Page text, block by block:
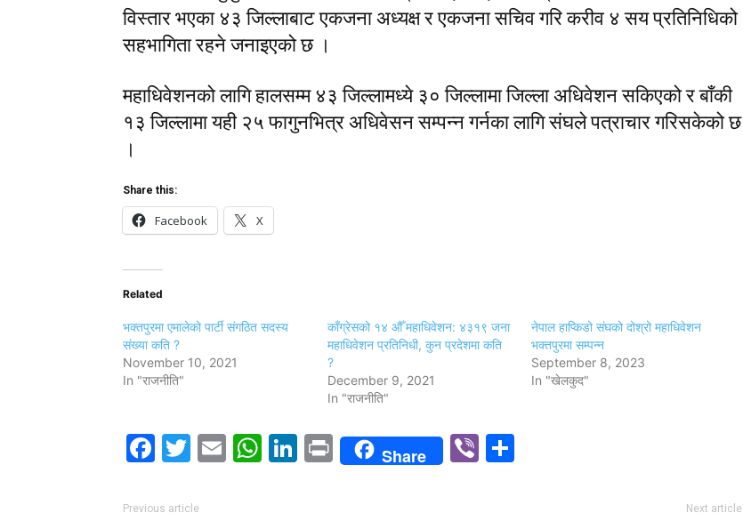
विस्तार भएका ४३ जिल्लाबाट एकजना अध्यक्ष र एकजना सचिव गरि करीव ४ सय प्रतिनिधिको
सहभागिता रहने जनाइएको छ ।
महाधिवेशनको लागि हालसम्म ४३ जिल्लामध्ये ३० जिल्लामा जिल्ला अधिवेशन सकिएको र बाँकी
१३ जिल्लामा यही २५ फागुनभित्र अधिवेसन सम्पन्न गर्नका लागि संघले पत्राचार गरिसकेको छ
।
Share this:
Facebook X
Related
भक्तपुरमा एमालेको पार्टी संगठित सदस्य
संख्या कति ?
November 10, 2021
In "राजनीति"
काँग्रेसको १४ औँ महाधिवेशन: ४३१९ जना
महाधिवेशन प्रतिनिधी, कुन प्रदेशमा कति
?
December 9, 2021
In "राजनीति"
नेपाल हाप्किडो संघको दोश्रो महाधिवेशन
भक्तपुरमा सम्पन्न
September 8, 2023
In "खेलकुद"
Facebook
Twitter
EmailWhatsApp
LinkedIn
PrintShare Viber
Previous article Next article